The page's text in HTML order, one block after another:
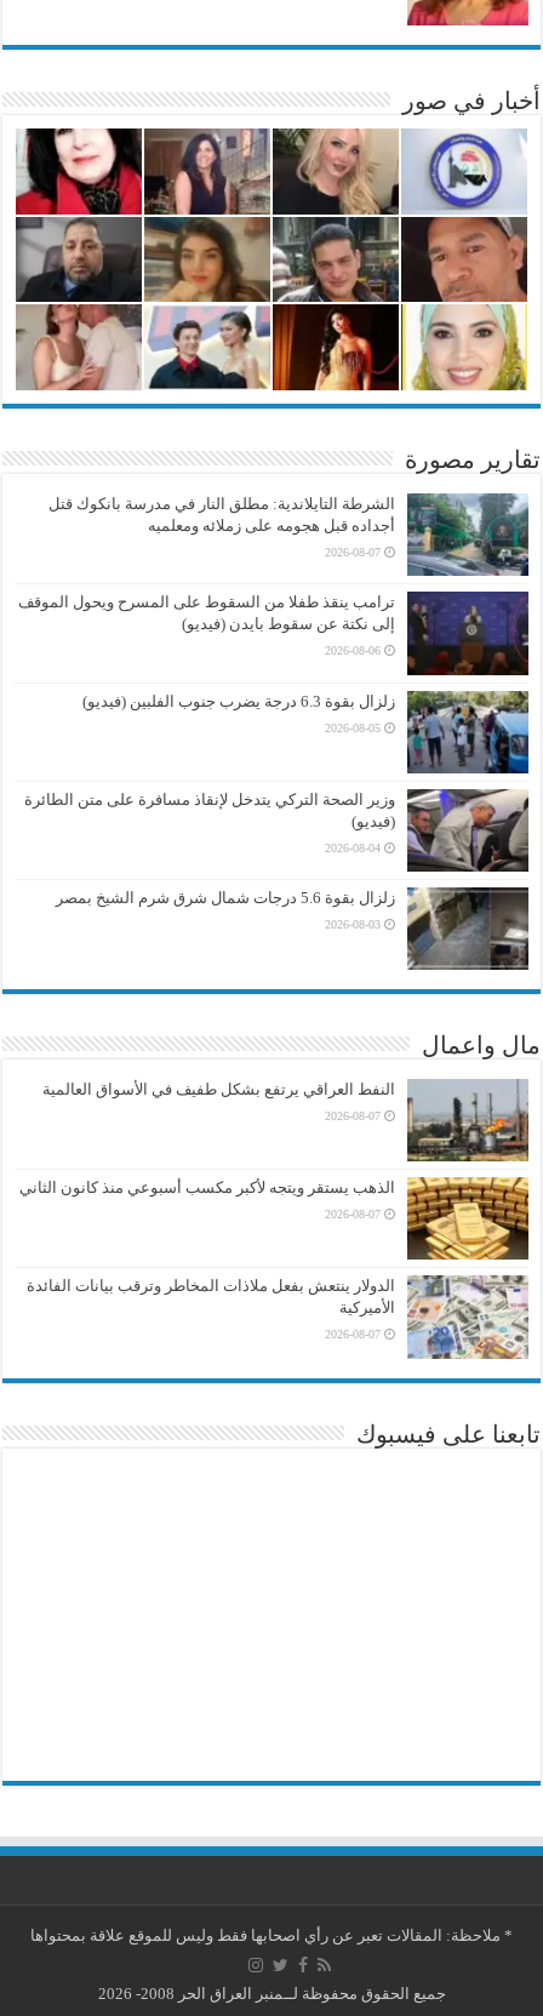
أخبار في صور
تقارير مصورة
الشرطة التايلاندية: مطلق النار في مدرسة بانكوك قتل
أجداده قبل هجومه على زملائه ومعلميه
2026-08-07
ترامب ينقذ طفلا من السقوط على المسرح ويحول الموقف
إلى نكتة عن سقوط بايدن (فيديو)
2026-08-06
زلزال بقوة 6.3 درجة يضرب جنوب الفلبين (فيديو)
2026-08-05
وزير الصحة التركي يتدخل لإنقاذ مسافرة على متن الطائرة
(فيديو)
2026-08-04
زلزال بقوة 5.6 درجات شمال شرق شرم الشيخ بمصر
2026-08-03
مال واعمال
النفط العراقي يرتفع بشكل طفيف في الأسواق العالمية
2026-08-07
الذهب يستقر ويتجه لأكبر مكسب أسبوعي منذ كانون الثاني
2026-08-07
الدولار ينتعش بفعل ملاذات المخاطر وترقب بيانات الفائدة
الأميركية
2026-08-07
تابعنا على فيسبوك
* ملاحظة: المقالات تعبر عن رأي اصحابها فقط وليس للموقع علاقة بمحتواها
جميع الحقوق محفوظة لــمنبر العراق الحر 2008- 2026